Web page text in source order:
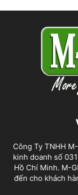
Công Ty TNHH
kinh doanh số
Hồ Chí Minh. M-
đến cho khách